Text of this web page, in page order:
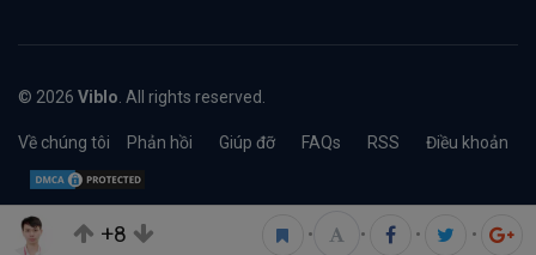
+8 • • • •
© 2026 Viblo . All rights reserved.
Về chúng tôi Phản hồi Giúp đỡ FAQs RSS Điều khoản